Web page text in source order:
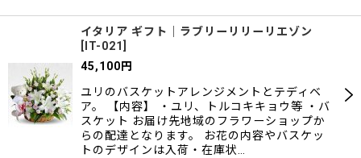
イタリア ギフト｜ラブリーリリーリエゾン
IT-021
45,100円
ユリのバスケットアレンジメントとテディベ
ア。 【内容】 ・ユリ、トルコキキョウ等 ・バ
スケット お届け先地域のフラワーショップか
らの配達となります。 お花の内容やバスケッ
トのデザインは入荷・在庫状…